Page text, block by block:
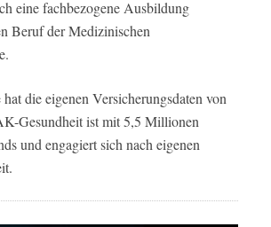
eine fachbezogene Ausbildung
Beruf der Medizinischen
die eigenen Versicherungsdaten von
Gesundheit ist mit 5,5 Millionen
und engagiert sich nach eigenen